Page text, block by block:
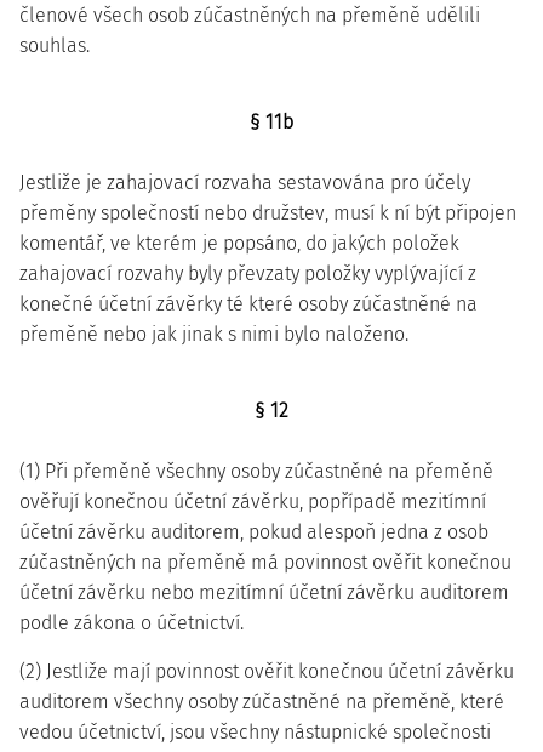
členové všech osob zúčastněných na přeměně udělili
souhlas.
§ 11b
Jestliže je zahajovací rozvaha sestavována pro účely
přeměny společností nebo družstev, musí k ní být připojen
komentář, ve kterém je popsáno, do jakých položek
zahajovací rozvahy byly převzaty položky vyplývající z
konečné účetní závěrky té které osoby zúčastněné na
přeměně nebo jak jinak s nimi bylo naloženo.
§ 12
(1) Při přeměně všechny osoby zúčastněné na přeměně
ověřují konečnou účetní závěrku, popřípadě mezitímní
účetní závěrku auditorem, pokud alespoň jedna z osob
zúčastněných na přeměně má povinnost ověřit konečnou
účetní závěrku nebo mezitímní účetní závěrku auditorem
podle zákona o účetnictví.
(2) Jestliže mají povinnost ověřit konečnou účetní závěrku
auditorem všechny osoby zúčastněné na přeměně, které
vedou účetnictví, jsou všechny nástupnické společnosti